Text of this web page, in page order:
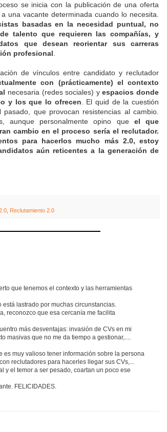
se inicia con la publicación de una oferta
una vacante determinada cuando lo necesita.
basadas en la necesidad puntual, no
talento que requieren las compañías, y
que desean reorientar sus carreras
profesional
de vínculos entre candidato y reclutador
con (prácticamente) el contexto
necesaria (redes sociales) yespacios donde
y los que lo ofrecen . El quid de la cuestión
que provocan resistencias al cambio.
aunque personalmente opino que el que
cambio en el proceso sería el reclutador.
para hacerlos mucho más 2.0, estoy
aún reticentes a la generación de
Reclutamiento 2.0
que tenemos el contexto y las herramientas
está lastrado por muchas circunstancias.
reconozco que esa cercanía me facilita
más desventajas: invasión de CVs en mi
masivas que no me da tiempo a gestionar,....
es muy valioso tener información sobre la persona
reclutadores para hacerles llegar sus CVs,...
y el temor a ser pesado, coartan un poco ese
FELICIDADES.